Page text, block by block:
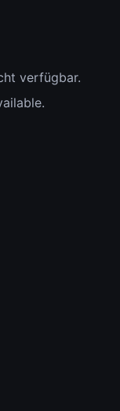
verfügbar.